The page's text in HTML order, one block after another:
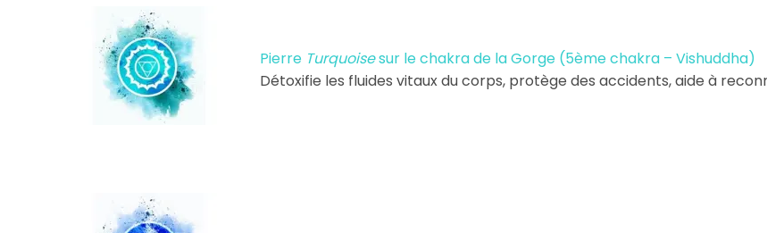
Pierre Turquoisesur le chakra de la Gorge (5ème chakra – Vishuddha)
Détoxifie les fluides vitaux du corps, protège des accidents, aide à